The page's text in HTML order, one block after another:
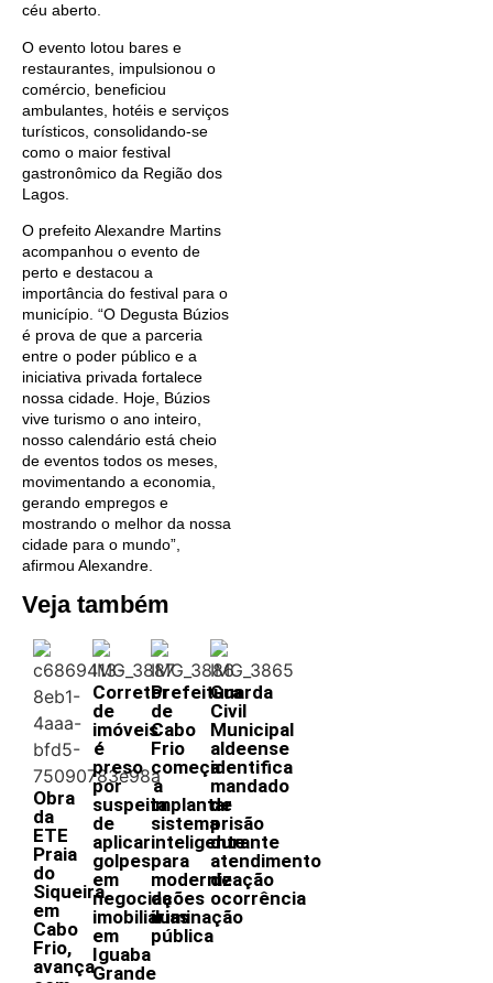
céu aberto.
O evento lotou bares e
restaurantes, impulsionou o
comércio, beneficiou
ambulantes, hotéis e serviços
turísticos, consolidando-se
como o maior festival
gastronômico da Região dos
Lagos.
O prefeito Alexandre Martins
acompanhou o evento de
perto e destacou a
importância do festival para o
município. “O Degusta Búzios
é prova de que a parceria
entre o poder público e a
iniciativa privada fortalece
nossa cidade. Hoje, Búzios
vive turismo o ano inteiro,
nosso calendário está cheio
de eventos todos os meses,
movimentando a economia,
gerando empregos e
mostrando o melhor da nossa
cidade para o mundo”,
afirmou Alexandre.
Veja também
Obra
da
ETE
Praia
do
Siqueira,
em
Cabo
Frio,
avança
Corretor
de
imóveis
é
preso
por
suspeita
de
aplicar
golpes
em
negociações
imobiliárias
em
Iguaba
Grande
Prefeitura
de
Cabo
Frio
começa
a
implantar
sistema
inteligente
para
modernização
da
iluminação
pública
Guarda
Civil
Municipal
aldeense
identifica
mandado
de
prisão
durante
atendimento
de
ocorrência